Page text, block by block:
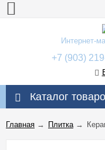
Интернет-
+7 (903)
Каталог
Главная → Плитка→